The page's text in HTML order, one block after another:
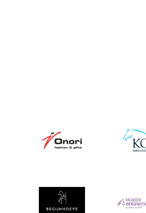
Afbeelding Afbeelding
Afbeelding Afbeelding